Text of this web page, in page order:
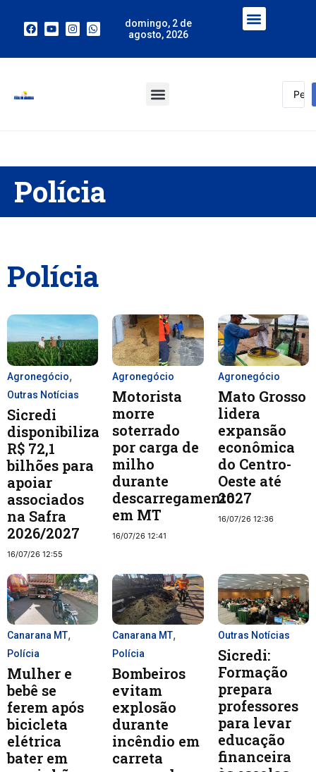
domingo, 2 de
agosto, 2026
Polícia
Polícia
Agronegócio,
Outras Notícias
Sicredi
disponibiliza
R$ 72,1
bilhões para
apoiar
associados
na Safra
2026/2027
16/07/26 12:55
Agronegócio
Motorista
morre
soterrado
por carga de
milho
durante
descarregamento
em MT
16/07/26 12:41
Agronegócio
Mato Grosso
lidera
expansão
econômica
do Centro-
Oeste até
2027
16/07/26 12:36
Canarana MT,
Polícia
Mulher e
bebê se
ferem após
bicicleta
elétrica
bater em
Canarana MT,
Polícia
Bombeiros
evitam
explosão
durante
incêndio em
carreta
Outras Notícias
Sicredi:
Formação
prepara
professores
para levar
educação
financeira